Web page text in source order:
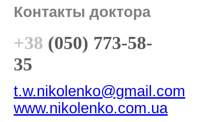
Контакты доктора
+38 (050) 773-58-
35
t.w.nikolenko@gmail.com
www.nikolenko.com.ua